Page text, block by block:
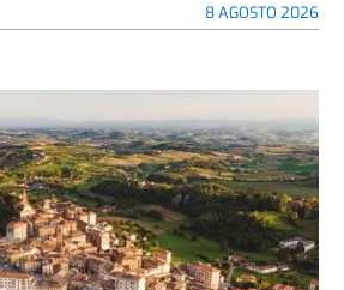
8 AGOSTO 2026